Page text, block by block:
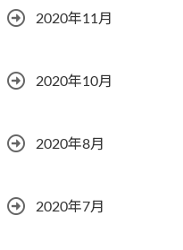
2020年11月
2020年10月
2020年8月
2020年7月